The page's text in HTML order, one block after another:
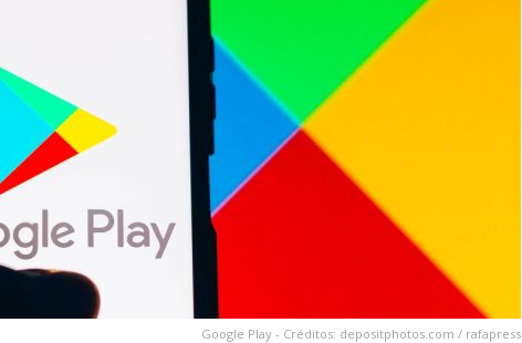
Google Play - Créditos: depositphotos.com / rafapress